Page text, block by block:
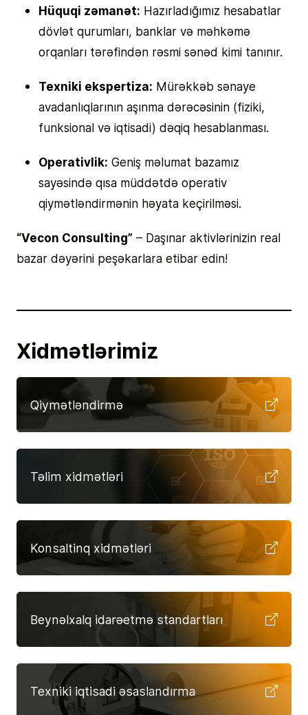
Hüquqi zəmanət: Hazırladığımız hesabatlar
dövlət qurumları, banklar və məhkəmə
orqanları tərəfindən rəsmi sənəd kimi tanınır.
Texniki ekspertiza: Mürəkkəb sənaye
avadanlıqlarının aşınma dərəcəsinin (fiziki,
funksional və iqtisadi) dəqiq hesablanması.
Operativlik: Geniş məlumat bazamız
sayəsində qısa müddətdə operativ
qiymətləndirmənin həyata keçirilməsi.
“Vecon Consulting” – Daşınar aktivlərinizin real
bazar dəyərini peşəkarlara etibar edin!
Xidmətlərimiz
Qiymətləndirmə
Təlim xidmətləri
Konsaltinq xidmətləri
Beynəlxalq idarəetmə standartları
Texniki iqtisadi əsaslandırma